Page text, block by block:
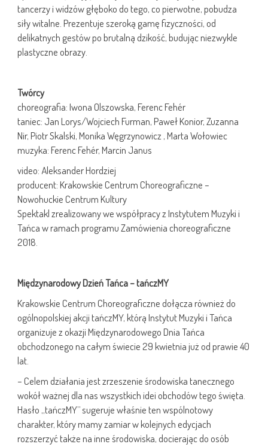
tancerzy i widzów głęboko do tego, co pierwotne, pobudza
siły witalne. Prezentuje szeroką gamę fizyczności, od
delikatnych gestów po brutalną dzikość, budując niezwykle
plastyczne obrazy.
Twórcy
choreografia: Iwona Olszowska, Ferenc Fehér
taniec: Jan Lorys/Wojciech Furman, Paweł Konior, Zuzanna
Nir, Piotr Skalski, Monika Węgrzynowicz , Marta Wołowiec
muzyka: Ferenc Fehér, Marcin Janus
video: Aleksander Hordziej
producent: Krakowskie Centrum Choreograficzne –
Nowohuckie Centrum Kultury
Spektakl zrealizowany we współpracy z Instytutem Muzyki i
Tańca w ramach programu Zamówienia choreograficzne
2018.
Międzynarodowy Dzień Tańca – tańczMY
Krakowskie Centrum Choreograficzne dołącza również do
ogólnopolskiej akcji tańczMY, którą Instytut Muzyki i Tańca
organizuje z okazji Międzynarodowego Dnia Tańca
obchodzonego na całym świecie 29 kwietnia już od prawie 40
lat.
– Celem działania jest zrzeszenie środowiska tanecznego
wokół ważnej dla nas wszystkich idei obchodów tego święta.
Hasło „tańczMY” sugeruje właśnie ten wspólnotowy
charakter, który mamy zamiar w kolejnych edycjach
rozszerzyć także na inne środowiska, docierając do osób